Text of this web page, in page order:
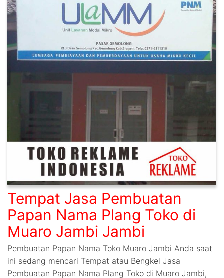
Tempat Jasa Pembuatan
Papan Nama Plang Toko di
Muaro Jambi Jambi
Pembuatan Papan Nama Toko Muaro Jambi Anda saat
ini sedang mencari Tempat atau Bengkel Jasa
Pembuatan Papan Nama Plang Toko di Muaro Jambi,